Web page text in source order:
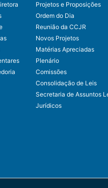
Projetos e Proposições
Ordem do Dia
Reunião da CCJR
Novos Projetos
Matérias Apreciadas
Plenário
Comissões
Consolidação de Leis
Secretaria de Assuntos
Jurídicos